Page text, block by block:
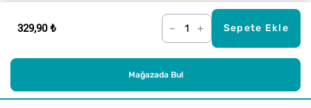
329,90 ₺ – + Sepete Ekle
Mağazada Bul